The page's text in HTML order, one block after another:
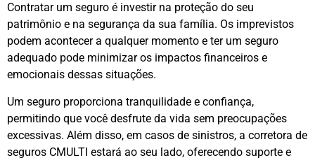
Contratar um seguro é investir na proteção do seu
patrimônio e na segurança da sua família. Os imprevistos
podem acontecer a qualquer momento e ter um seguro
adequado pode minimizar os impactos financeiros e
emocionais dessas situações.
Um seguro proporciona tranquilidade e confiança,
permitindo que você desfrute da vida sem preocupações
excessivas. Além disso, em casos de sinistros, a corretora de
seguros CMULTI estará ao seu lado, oferecendo suporte e